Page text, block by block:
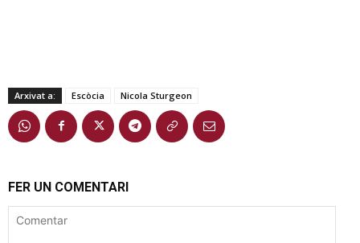
Arxivat a: Escòcia Nicola Sturgeon
FER UN COMENTARI